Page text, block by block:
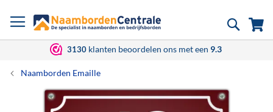
naar
Zoek
3130 klanten beoordelen ons met een 9.3
Naamborden Emaille